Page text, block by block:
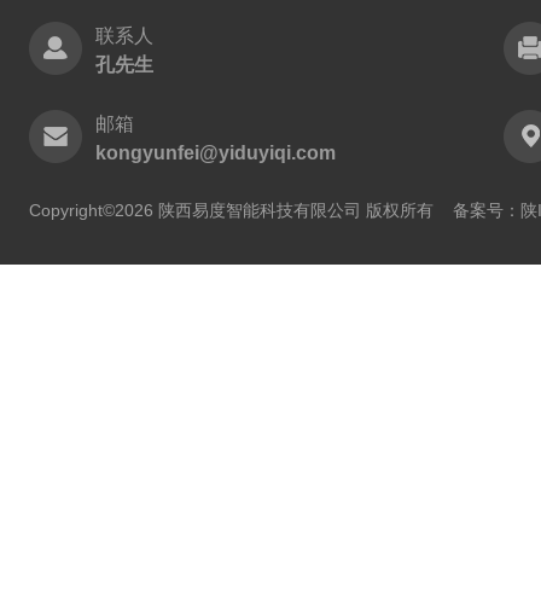
联系人
孔先生
邮箱
kongyunfei@yiduyiqi.com
Copyright©2026 陕西易度智能科技有限公司 版权所有 备案号：